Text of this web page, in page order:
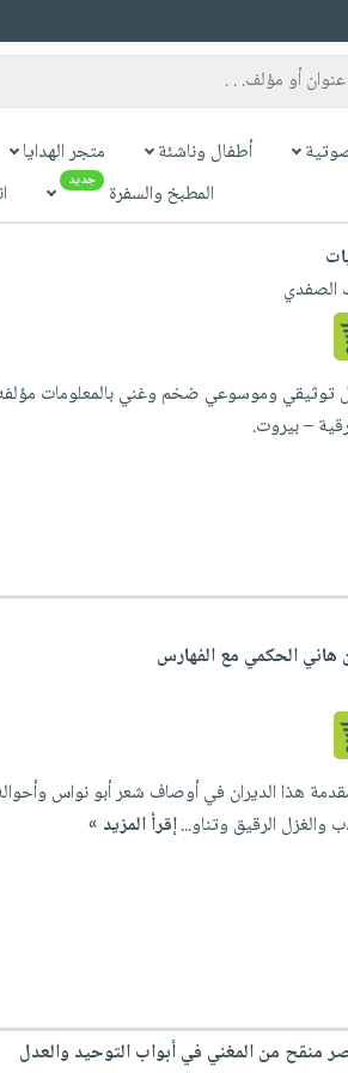
أطفال وناشئة متجر الهدايا
المطبخ والسفرة جديد
الصفدي
– بيروت.
الحكمي مع الفهارس
هذا الديران في أوصاف شعر أبو نواس
والغزل الرقيق وتناو...إقرأ المزيد »
منقح من المغني في أبواب التوحيد والعدل